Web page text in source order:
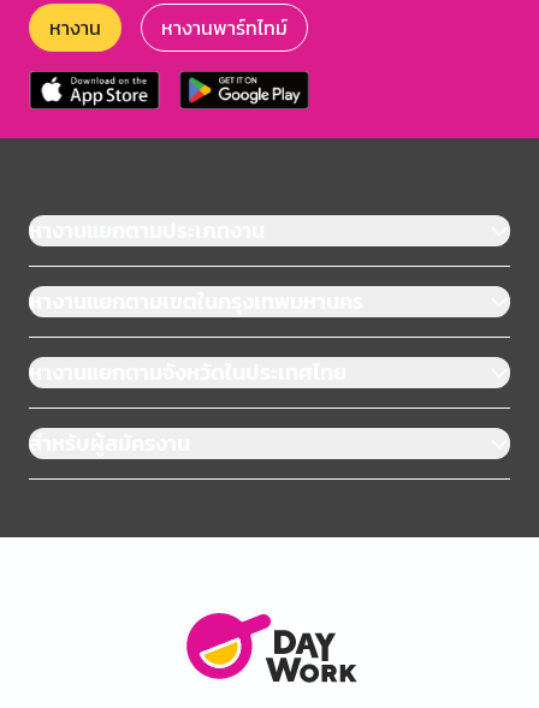
หางาน หางานพาร์ทไทม์
หางานแยกตามประเภทงาน
หางานแยกตามเขตในกรุงเทพมหานคร
หางานแยกตามจังหวัดในประเทศไทย
สำหรับผู้สมัครงาน